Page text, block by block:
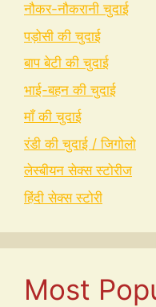
नौकर-नौकरानी चुदाई
पड़ोसी की चुदाई
बाप बेटी की चुदाई
भाई-बहन की चुदाई
माँ की चुदाई
रंडी की चुदाई / जिगोलो
लेस्बीयन सेक्स स्टोरीज
हिंदी सेक्स स्टोरी
Most